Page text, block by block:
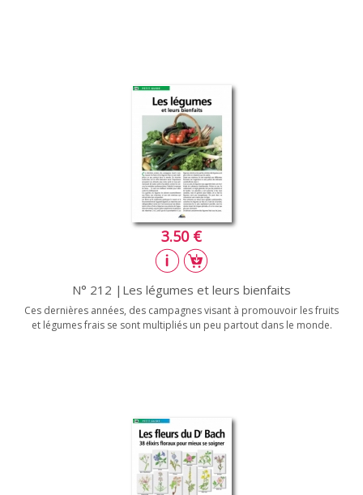
3.50 €
N° 212 |Les légumes et leurs bienfaits
Ces dernières années, des campagnes visant à promouvoir les fruits
et légumes frais se sont multipliés un peu partout dans le monde.